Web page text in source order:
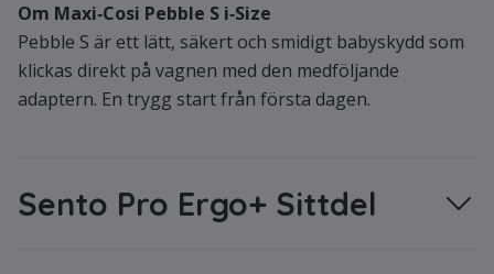
Om Maxi‑Cosi Pebble S i‑Size
Pebble S är ett lätt, säkert och smidigt babyskydd som
klickas direkt på vagnen med den medföljande
adaptern. En trygg start från första dagen.
Sento Pro Ergo+ Sittdel